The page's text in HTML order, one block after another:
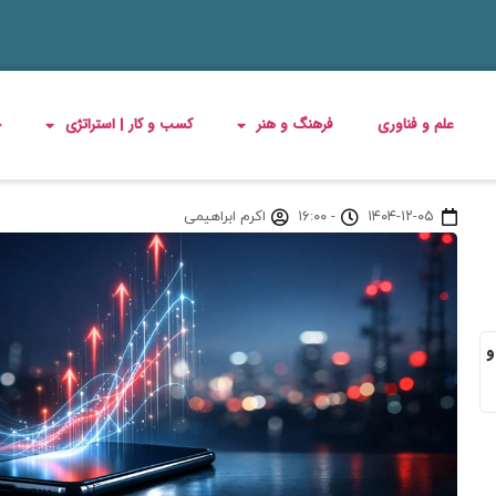
علم و فناوری فرهنگ و هنر کسب و کار | استراتژی
۱۴۰۴-۱۲-۰۵ - ۱۶:۰۰ اکرم ابراهیمی